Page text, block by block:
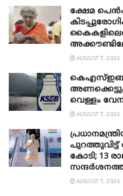
ക്ഷേമ
AUGUST 7, 2026
വെള്ളം
AUGUST 7, 2026
പുറത്തുവിട്ട്
കോടി; 13
AUGUST 7, 2026